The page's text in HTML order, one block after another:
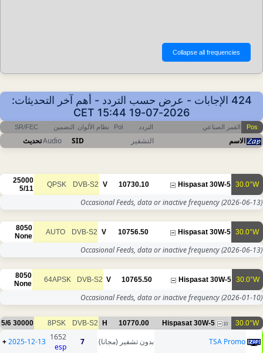
- عرض حسب التردد - أهم آخر التحديثات:
التردد Pol التضمين SR/FEC
التشفير Audio
10730.10
V
DVB-S2
QPSK
25000
5/11
Occasional Feeds, data or
10756.50
V
DVB-S2
AUTO
8050
None
Occasional Feeds, data or
10765.50
V
DVB-S2
64APSK
8050
None
Occasional Feeds, data or
10770.00
H
DVB-S2
8PSK
30000
5/6
بدون تشفير (مجانا)
esp
2025-12-13